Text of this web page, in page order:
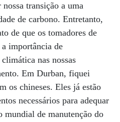
transição a uma
de carbono. Entretanto,
de que os tomadores de
importância de
nas nossas
Em Durban, fiquei
os chineses. Eles já estão
necessários para adequar
mundial de manutenção do